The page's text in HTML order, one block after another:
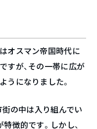
オスマン帝国時代に
すが、その一帯に広が
うになりました。
の中は入り組んでい
徴的です。しかし、